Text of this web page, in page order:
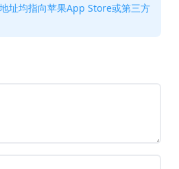
址均指向苹果App Store或第三方